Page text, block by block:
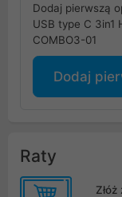
Dodaj pierwszą
USB type C 3in1
COMBO3-01
Dodaj
Raty